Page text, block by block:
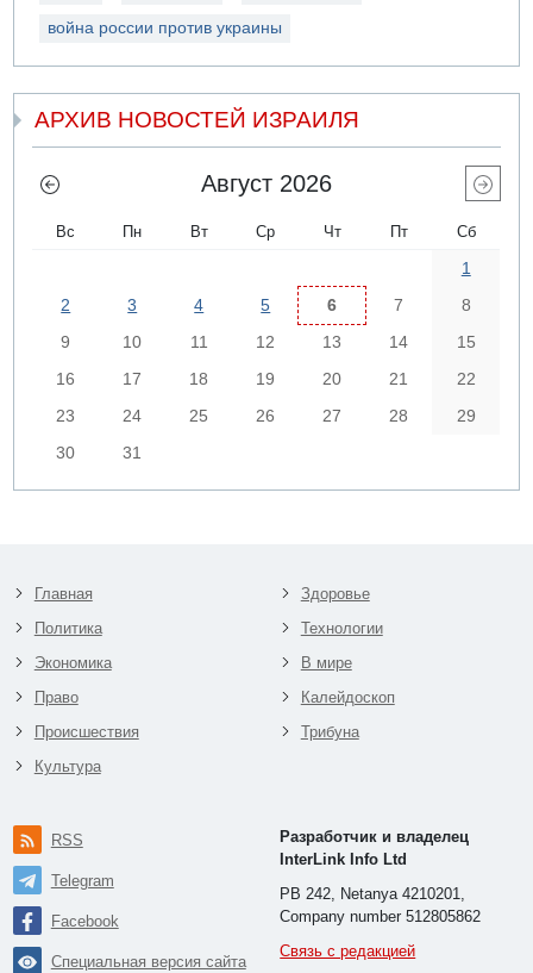
война россии против украины
АРХИВ НОВОСТЕЙ ИЗРАИЛЯ
Август 2026
Вс Пн Вт Ср Чт Пт Сб
1
2
3 4 5 6 7
8
9
10 11 12 13 14
15
16
17 18 19 20 21
22
23
24 25 26 27 28
29
30
31
Главная
Политика
Экономика
Право
Происшествия
Культура
Здоровье
Технологии
В мире
Калейдоскоп
Трибуна
RSS
Telegram
Facebook
Специальная версия сайта
Разработчик и владелец
InterLink Info Ltd
PB 242, Netanya 4210201,
Company number 512805862
Связь с редакцией